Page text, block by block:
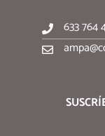
633 764